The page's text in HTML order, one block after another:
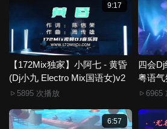
ProgHouse Mix粤语男)》，赶快介绍
享！
4.如果您发现 《【172Mix独家】巫启
ProgHouse Mix粤语男)》视频存在分
法播放的问题，请点击这里进行 我要
5.172Mix舞曲视频网禁止发布违规违
关违规违法内容，请点击这里进行 举报
6.本站音视频文件部分由用户上传发布
9:17
【172Mix独家】小阿七 - 黄昏
(Dj小九 Electro Mix国语女)v2
5895 次播放
四会
粤语气
专辑
6965
6:57